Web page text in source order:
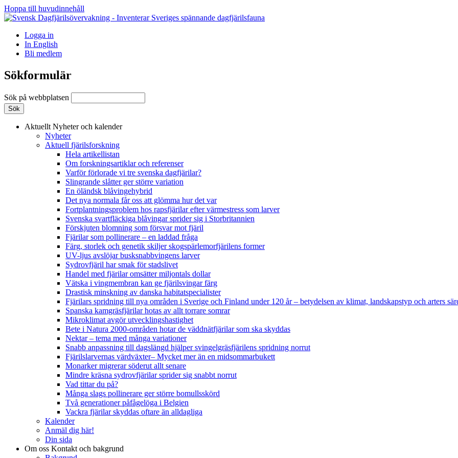
Hoppa till huvudinnehåll
Logga in
In English
Bli medlem
Sökformulär
Sök på webbplatsen
Aktuellt Nyheter och kalender
Nyheter
Aktuell fjärilsforskning
Hela artikellistan
Om forskningsartiklar och referenser
Varför förlorade vi tre svenska dagfjärilar?
Slingrande slåtter ger större variation
En öländsk blåvingehybrid
Det nya normala får oss att glömma hur det var
Fortplantningsproblem hos rapsfjärilar efter värmestress som larver
Svenska svartfläckiga blåvingar sprider sig i Storbritannien
Förskjuten blomning som försvar mot fjäril
Fjärilar som pollinerare – en laddad fråga
Färg, storlek och genetik skiljer skogspärlemorfjärilens former
UV-ljus avslöjar busksnabbvingens larver
Sydrovfjäril har smak för stadslivet
Handel med fjärilar omsätter miljontals dollar
Vätska i vingmembran kan ge fjärilsvingar färg
Drastisk minskning av danska habitatspecialister
Fjärilars spridning till nya områden i Sverige och Finland under 120 år– betydelsen av klimat, landskapstyp och arters
Spanska kamgräsfjärilar hotas av allt torrare somrar
Mikroklimat avgör utvecklingshastighet
Bete i Natura 2000-områden hotar de väddnätfjärilar som ska skyddas
Nektar – tema med många variationer
Snabb anpassning till dagslängd hjälper svingelgräsfjärilens spridning norrut
Fjärilslarvernas värdväxter– Mycket mer än en midsommarbukett
Monarker migrerar söderut allt senare
Mindre kräsna sydrovfjärilar sprider sig snabbt norrut
Vad tittar du på?
Många slags pollinerare ger större bomullsskörd
Två generationer påfågelöga i Belgien
Vackra fjärilar skyddas oftare än alldagliga
Kalender
Anmäl dig här!
Din sida
Om oss Kontakt och bakgrund